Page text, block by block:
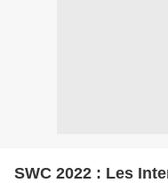
SWC 2022 : Les